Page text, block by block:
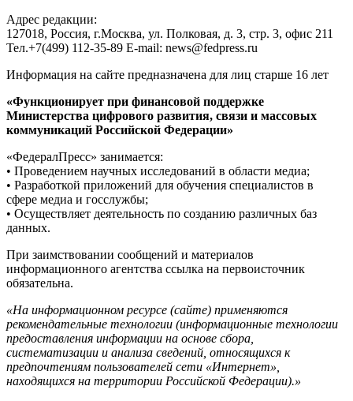
Адрес редакции:
127018, Россия, г.Москва, ул. Полковая, д. 3, стр. 3, офис 211
Тел.+7(499) 112-35-89 E-mail: news@fedpress.ru
Информация на сайте предназначена для лиц старше 16 лет
«Функционирует при финансовой поддержке
Министерства цифрового развития, связи и массовых
коммуникаций Российской Федерации»
«ФедералПресс» занимается:
• Проведением научных исследований в области медиа;
• Разработкой приложений для обучения специалистов в
сфере медиа и госслужбы;
• Осуществляет деятельность по созданию различных баз
данных.
При заимствовании сообщений и материалов
информационного агентства ссылка на первоисточник
обязательна.
«На информационном ресурсе (сайте) применяются
рекомендательные технологии (информационные технологии
предоставления информации на основе сбора,
систематизации и анализа сведений, относящихся к
предпочтениям пользователей сети «Интернет»,
находящихся на территории Российской Федерации).»